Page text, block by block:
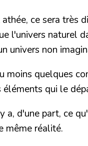
ce sera très
l'univers naturel
univers non
moins quelques
qui le
a, d'une part, ce
même réalité.